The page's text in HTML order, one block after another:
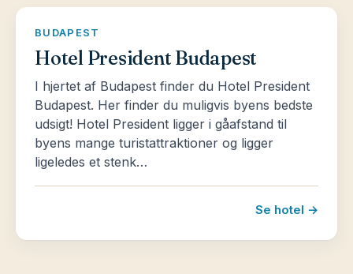
BUDAPEST
Hotel President Budapest
I hjertet af Budapest finder du Hotel President
Budapest. Her finder du muligvis byens bedste
udsigt! Hotel President ligger i gåafstand til
byens mange turistattraktioner og ligger
ligeledes et stenk…
Se hotel →